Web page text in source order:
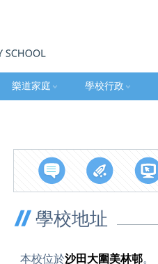
樂道家庭 學校行政
學校地址
本校位於沙田大圍美林邨。